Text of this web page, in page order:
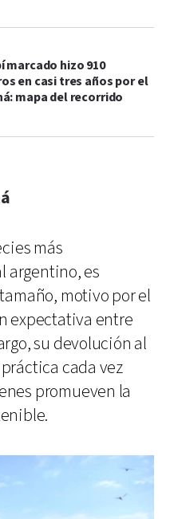
marcado hizo 910
en casi tres años por el
mapa del recorrido
más
argentino, es
motivo por el
expectativa entre
su devolución al
cada vez
promueven la